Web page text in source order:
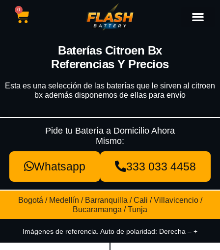
0
Baterías Citroen Bx
Referencias Y Precios
Esta es una selección de las baterías que le sirven al citroen
bx además disponemos de ellas para envío
Pide tu Batería a Domicilio Ahora
Mismo:
Whatsapp 333 033 4458
Bogotá / Medellín / Barranquilla / Cali / Villavicencio /
Bucaramanga / Tunja
Imágenes de referencia. Auto de polaridad: Derecha – +